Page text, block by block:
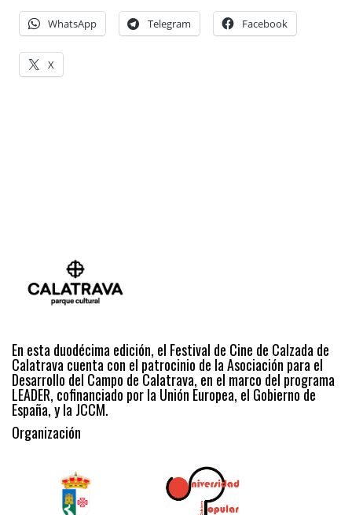
WhatsApp Telegram Facebook
X
En esta duodécima edición, el Festival de Cine de Calzada de
Calatrava cuenta con el patrocinio de la Asociación para el
Desarrollo del Campo de Calatrava, en el marco del programa
LEADER, cofinanciado por la Unión Europea, el Gobierno de
España, y la JCCM.
Organización